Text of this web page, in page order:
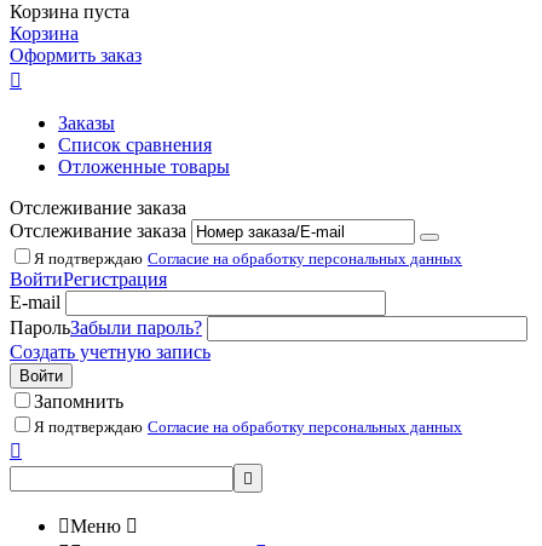
Корзина пуста
Корзина
Оформить заказ

Заказы
Список сравнения
Отложенные товары
Отслеживание заказа
Отслеживание заказа
Я подтверждаю Согласие на обработку персональных данных
ВойтиРегистрация
E-mail
ПарольЗабыли пароль?
Создать учетную запись
Войти
Запомнить
Я подтверждаю Согласие на обработку персональных данных


Меню 